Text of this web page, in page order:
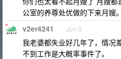
公室的养尊处优做的下来月嫂。
v2er4241 Jun 3
我老婆都失业好几年了，情况
不到工作是大概率事件了。